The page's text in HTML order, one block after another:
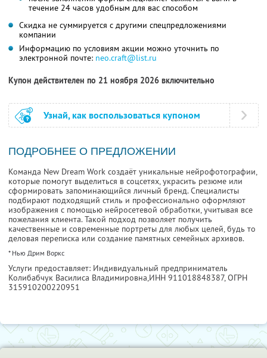
течение 24 часов удобным для вас способом
Скидка не суммируется с другими спецпредложениями
компании
Информацию по условиям акции можно уточнить по
электронной почте: neo.craft@list.ru
Купон действителен по 21 ноября 2026 включительно
Узнай, как воспользоваться купоном
ПОДРОБНЕЕ О ПРЕДЛОЖЕНИИ
Команда New Dream Work создаёт уникальные нейрофотографии,
которые помогут выделиться в соцсетях, украсить резюме или
сформировать запоминающийся личный бренд. Специалисты
подбирают подходящий стиль и профессионально оформляют
изображения с помощью нейросетевой обработки, учитывая все
пожелания клиента. Такой подход позволяет получить
качественные и современные портреты для любых целей, будь то
деловая переписка или создание памятных семейных архивов.
* Нью Дрим Воркс
Услуги предоставляет: Индивидуальный предприниматель
Колибабчук Василиса Владимировна,ИНН 911018848387, ОГРН
315910200220951